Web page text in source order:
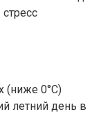
(ниже 0°C)
летний день в